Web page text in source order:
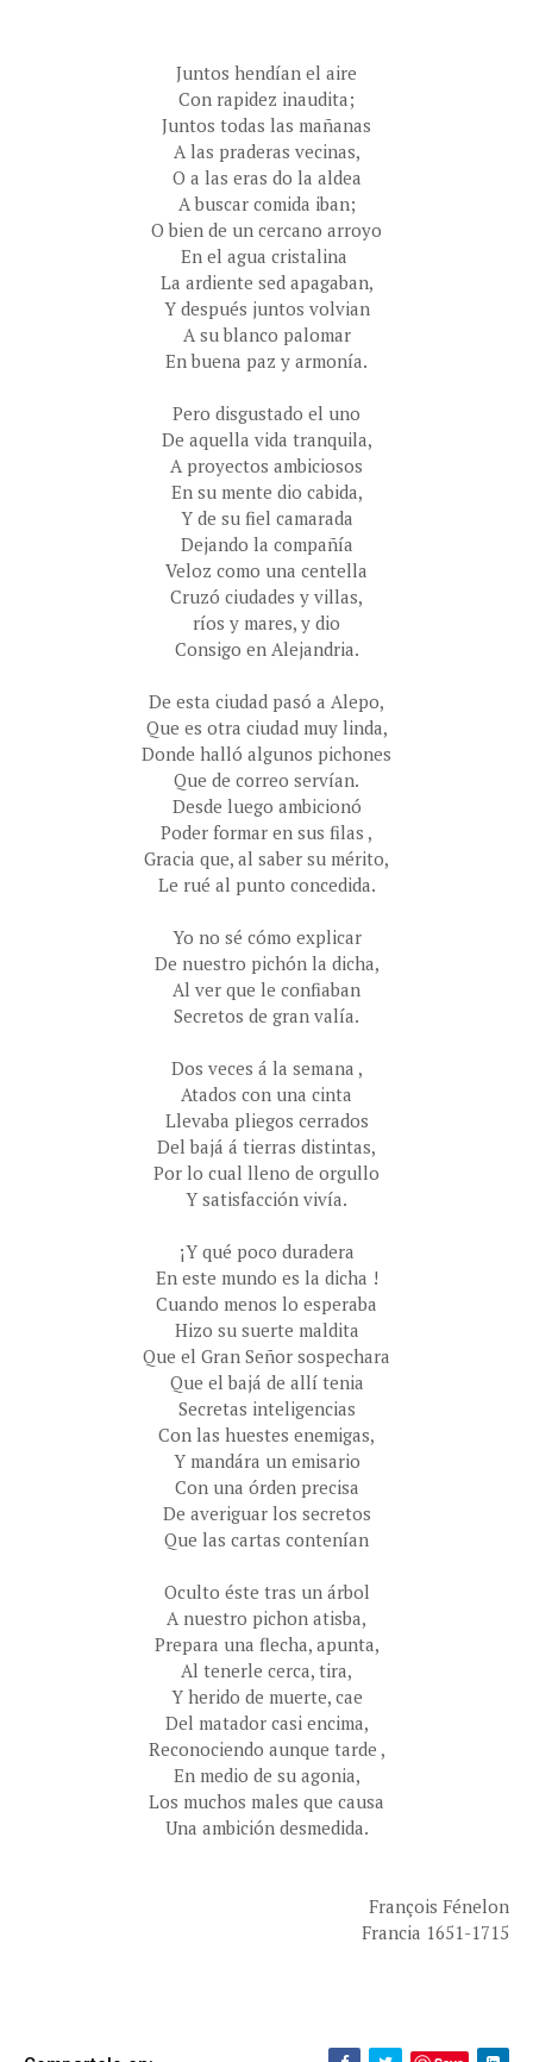
Juntos hendían el aire
Con rapidez inaudita;
Juntos todas las mañanas
A las praderas vecinas,
O a las eras do la aldea
A buscar comida iban;
O bien de un cercano arroyo
En el agua cristalina
La ardiente sed apagaban,
Y después juntos volvian
A su blanco palomar
En buena paz y armonía.
Pero disgustado el uno
De aquella vida tranquila,
A proyectos ambiciosos
En su mente dio cabida,
Y de su fiel camarada
Dejando la compañía
Veloz como una centella
Cruzó ciudades y villas,
ríos y mares, y dio
Consigo en Alejandria.
De esta ciudad pasó a Alepo,
Que es otra ciudad muy linda,
Donde halló algunos pichones
Que de correo servían.
Desde luego ambicionó
Poder formar en sus filas ,
Gracia que, al saber su mérito,
Le rué al punto concedida.
Yo no sé cómo explicar
De nuestro pichón la dicha,
Al ver que le confiaban
Secretos de gran valía.
Dos veces á la semana ,
Atados con una cinta
Llevaba pliegos cerrados
Del bajá á tierras distintas,
Por lo cual lleno de orgullo
Y satisfacción vivía.
¡Y qué poco duradera
En este mundo es la dicha !
Cuando menos lo esperaba
Hizo su suerte maldita
Que el Gran Señor sospechara
Que el bajá de allí tenia
Secretas inteligencias
Con las huestes enemigas,
Y mandára un emisario
Con una órden precisa
De averiguar los secretos
Que las cartas contenían
Oculto éste tras un árbol
A nuestro pichon atisba,
Prepara una flecha, apunta,
Al tenerle cerca, tira,
Y herido de muerte, cae
Del matador casi encima,
Reconociendo aunque tarde ,
En medio de su agonia,
Los muchos males que causa
Una ambición desmedida.
François Fénelon
Francia 1651-1715